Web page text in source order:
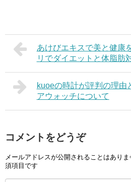
あけびエキスで美と健康
リでダイエットと体脂肪
kuoeの時計が評判の理由
アウォッチについて
コメントをどうぞ
メールアドレスが公開されることはありま
須項目です